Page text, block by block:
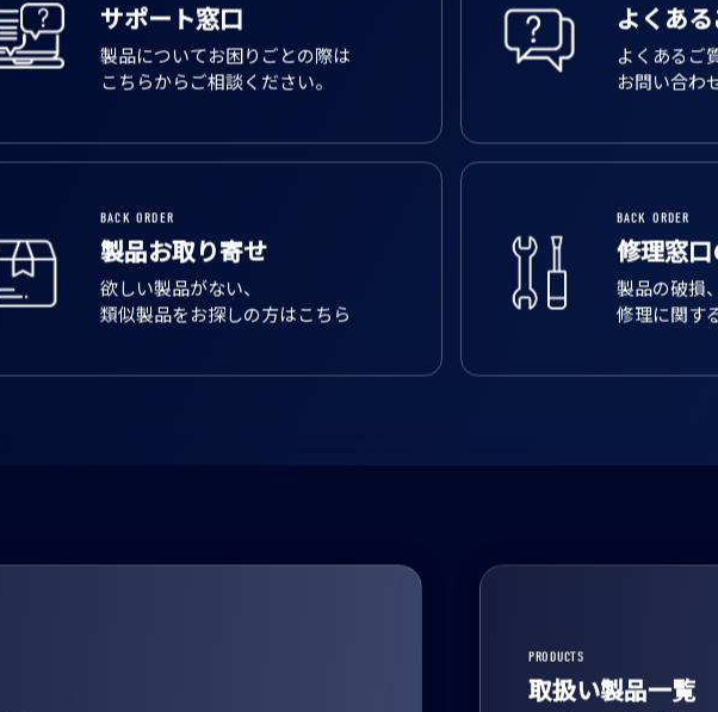
サポート窓口
製品についてお困りごとの際は
こちらからご相談ください。
よくあ
よくあるご
お問い合わ
BACK ORDER
製品お取り寄せ
欲しい製品がない、
類似製品をお探しの方はこちら
BACK ORDER
修理窓
製品の破損
修理に関す
PRODUCTS
取扱い製品一覧